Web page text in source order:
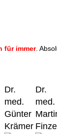
für immer.
Dr.
med.
Günter
Krämer
Dr.
med.
Finzel